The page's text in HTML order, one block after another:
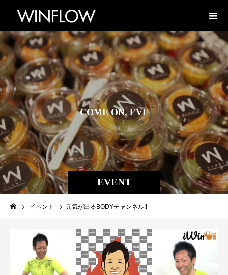
EVENT
COME ON, EVERYB
イベント 元気が出るBODYチャンネル!!